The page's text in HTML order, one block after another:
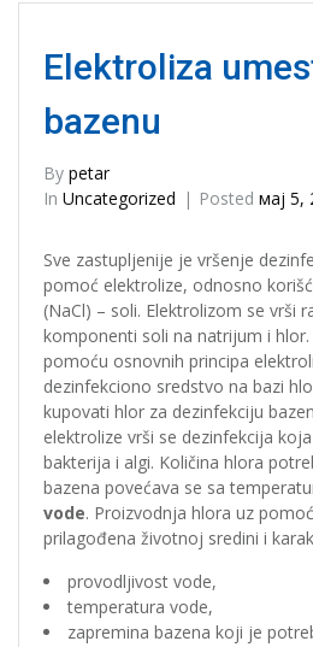
Elektroliza
bazenu
By petar
In Uncategorized Posted мај 5,
Sve zastupljenije je vršenje
pomoć elektrolize, odnosno
(NaCl) – soli. Elektrolizom se vrši
komponenti soli na natrijum i
pomoću osnovnih principa
dezinfekciono sredstvo na bazi
kupovati hlor za dezinfekciju
elektrolize vrši se dezinfekcija
bakterija i algi. Količina hlora
bazena povećava se sa
vode. Proizvodnja hlora uz
prilagođena životnoj sredini i
provodljivost vode,
temperatura vode,
zapremina bazena koji je